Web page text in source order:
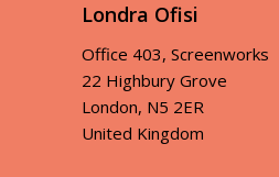
Londra Ofisi
Office 403, Screenworks
22 Highbury Grove
London, N5 2ER
United Kingdom